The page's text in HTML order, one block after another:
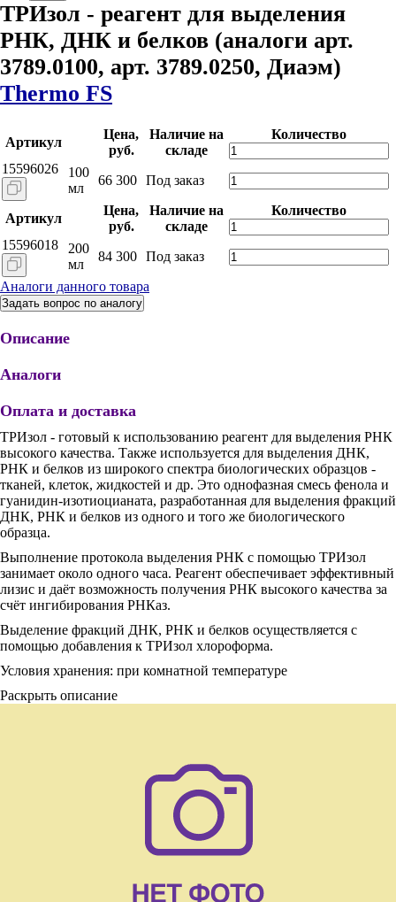
ТРИзол - реагент для выделения
РНК, ДНК и белков (аналоги арт.
3789.0100, арт. 3789.0250, Диаэм)
Thermo FS
Артикул
Цена,
руб.
Наличие на
складе
Количество
15596026
100
мл
66 300 Под заказ
Артикул
Цена,
руб.
Наличие на
складе
Количество
15596018
200
мл
84 300 Под заказ
Аналоги данного товара
Задать вопрос по аналогу
Описание
Аналоги
Оплата и доставка
ТРИзол - готовый к использованию реагент для выделения РНК
высокого качества. Также используется для выделения ДНК,
РНК и белков из широкого спектра биологических образцов -
тканей, клеток, жидкостей и др. Это однофазная смесь фенола и
гуанидин-изотиоцианата, разработанная для выделения фракций
ДНК, РНК и белков из одного и того же биологического
образца.
Выполнение протокола выделения РНК с помощью ТРИзол
занимает около одного часа. Реагент обеспечивает эффективный
лизис и даёт возможность получения РНК высокого качества за
счёт ингибирования РНКаз.
Выделение фракций ДНК, РНК и белков осуществляется с
помощью добавления к ТРИзол хлороформа.
Условия хранения: при комнатной температуре
Раскрыть описание